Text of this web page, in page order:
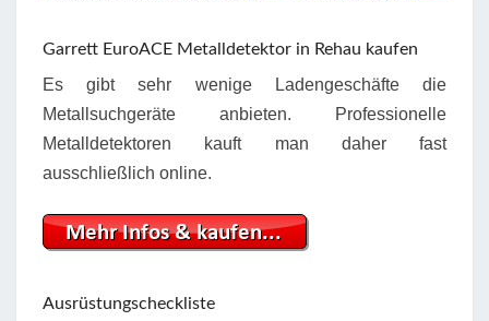
Garrett EuroACE Metalldetektor in Rehau kaufen
Es gibt sehr wenige Ladengeschäfte die
Metallsuchgeräte anbieten. Professionelle
Metalldetektoren kauft man daher fast
ausschließlich online.
Ausrüstungscheckliste